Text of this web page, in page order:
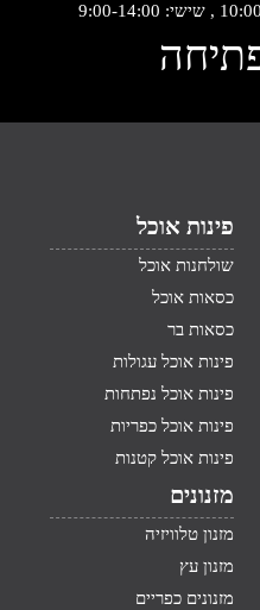
פינות אוכל
שולחנות אוכל
כסאות אוכל
כסאות בר
פינות אוכל עגולות
פינות אוכל נפתחות
פינות אוכל כפריות
פינות אוכל קטנות
מזנונים
מזנון טלוויזיה
מזנון עץ
מזנונים כפריים